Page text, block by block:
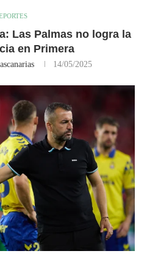
Las Palmas no logra la
en Primera
14/05/2025